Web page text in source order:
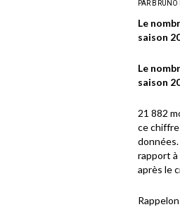
PAR
Le
saison
Le
saison
21 882
ce
rapport
après le